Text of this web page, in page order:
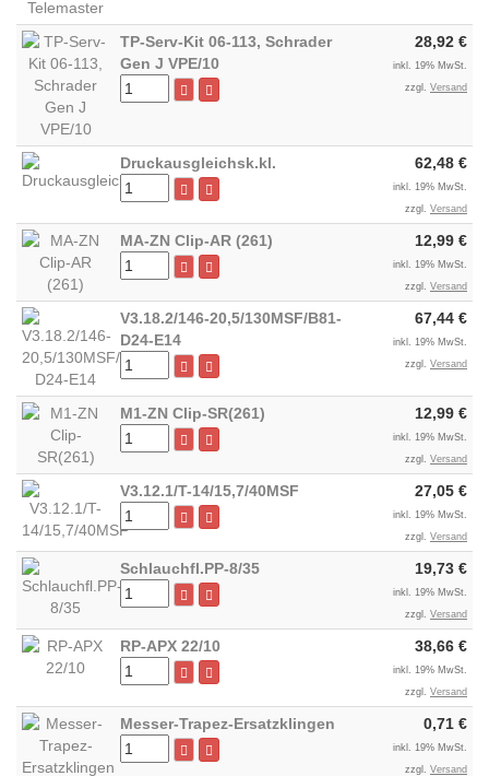
TP-Serv-Kit 06-113, Schrader
Gen J VPE/10
28,92 €
inkl. 19% MwSt.
zzgl. Versand
Druckausgleichsk.kl. 62,48 €
inkl. 19% MwSt.
zzgl. Versand
MA-ZN Clip-AR (261) 12,99 €
inkl. 19% MwSt.
zzgl. Versand
V3.18.2/146-20,5/130MSF/B81-
D24-E14
67,44 €
inkl. 19% MwSt.
zzgl. Versand
M1-ZN Clip-SR(261) 12,99 €
inkl. 19% MwSt.
zzgl. Versand
V3.12.1/T-14/15,7/40MSF 27,05 €
inkl. 19% MwSt.
zzgl. Versand
Schlauchfl.PP-8/35 19,73 €
inkl. 19% MwSt.
zzgl. Versand
RP-APX 22/10 38,66 €
inkl. 19% MwSt.
zzgl. Versand
Messer-Trapez-Ersatzklingen 0,71 €
inkl. 19% MwSt.
zzgl. Versand